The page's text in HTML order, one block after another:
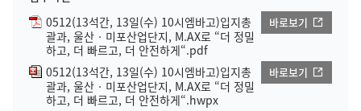
0512(13석간, 13일(수) 10시엠바고)입지총
괄과, 울산‧미포산업단지, M.AX로 “더 정밀
하고, 더 빠르고, 더 안전하게“.pdf
바로보기
0512(13석간, 13일(수) 10시엠바고)입지총
괄과, 울산‧미포산업단지, M.AX로 “더 정밀
하고, 더 빠르고, 더 안전하게“.hwpx
바로보기